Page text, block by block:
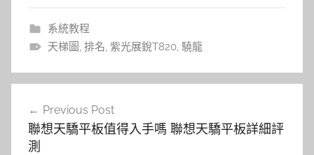
系統教程
天梯圖 , 排名, 紫光展銳T820, 驍龍
章
Previous Post
聯想天驕平板值得入手嗎 聯想天驕平板詳細評
測